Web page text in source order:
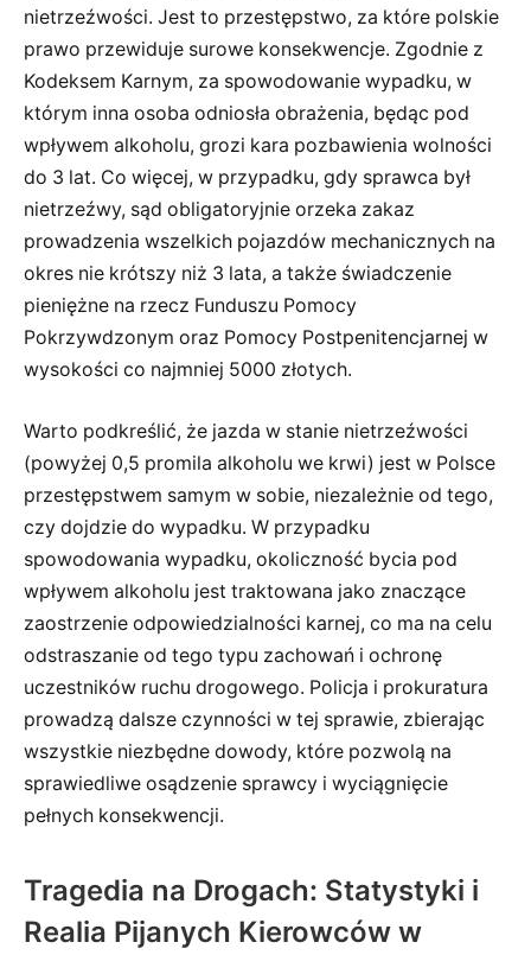
nietrzeźwości. Jest to przestępstwo, za które polskie
prawo przewiduje surowe konsekwencje. Zgodnie z
Kodeksem Karnym, za spowodowanie wypadku, w
którym inna osoba odniosła obrażenia, będąc pod
wpływem alkoholu, grozi kara pozbawienia wolności
do 3 lat. Co więcej, w przypadku, gdy sprawca był
nietrzeźwy, sąd obligatoryjnie orzeka zakaz
prowadzenia wszelkich pojazdów mechanicznych na
okres nie krótszy niż 3 lata, a także świadczenie
pieniężne na rzecz Funduszu Pomocy
Pokrzywdzonym oraz Pomocy Postpenitencjarnej w
wysokości co najmniej 5000 złotych.
Warto podkreślić, że jazda w stanie nietrzeźwości
(powyżej 0,5 promila alkoholu we krwi) jest w Polsce
przestępstwem samym w sobie, niezależnie od tego,
czy dojdzie do wypadku. W przypadku
spowodowania wypadku, okoliczność bycia pod
wpływem alkoholu jest traktowana jako znaczące
zaostrzenie odpowiedzialności karnej, co ma na celu
odstraszanie od tego typu zachowań i ochronę
uczestników ruchu drogowego. Policja i prokuratura
prowadzą dalsze czynności w tej sprawie, zbierając
wszystkie niezbędne dowody, które pozwolą na
sprawiedliwe osądzenie sprawcy i wyciągnięcie
pełnych konsekwencji.
Tragedia na Drogach: Statystyki i
Realia Pijanych Kierowców w